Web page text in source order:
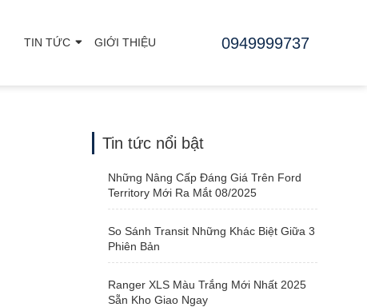
TIN TỨC GIỚI THIỆU 0949999737
Tin tức nổi bật
Những Nâng Cấp Đáng Giá Trên Ford
Territory Mới Ra Mắt 08/2025
So Sánh Transit Những Khác Biệt Giữa 3
Phiên Bản
Ranger XLS Màu Trắng Mới Nhất 2025
Sẵn Kho Giao Ngay